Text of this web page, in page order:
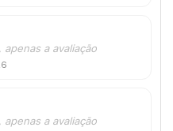
a avaliação
a avaliação